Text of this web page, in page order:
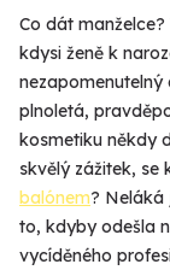
Co dát
kdysi ženě k
nezapomenutelný
plnoletá,
kosmetiku někdy
skvělý zážitek, se
balónem? Neláká
to, kdyby odešla
vycíděného